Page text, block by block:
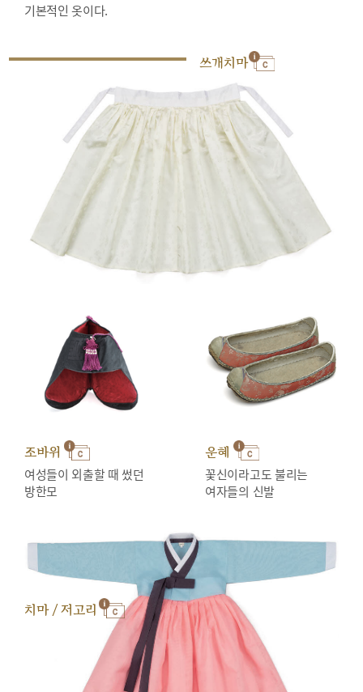
기본적인 옷이다.
쓰개치마
조바위
여성들이 외출할 때 썼던
방한모
운혜
꽃신이라고도 불리는
여자들의 신발
치마 / 저고리